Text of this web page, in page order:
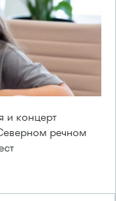
и концерт
речном